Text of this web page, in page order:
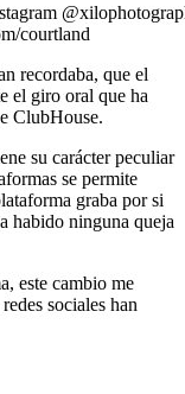
courtland
recordaba, que el
el giro oral que ha
ClubHouse.
su carácter peculiar
se permite
graba por si
habido ninguna queja
este cambio me
sociales han